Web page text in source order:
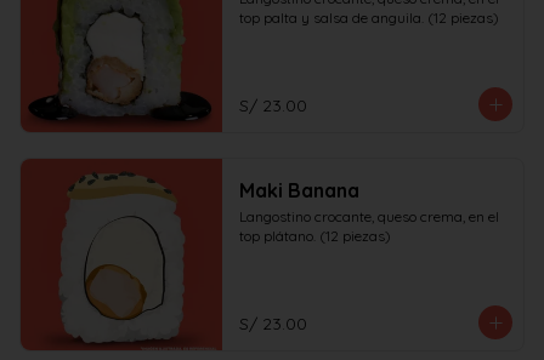
top palta y salsa de anguila. (12 piezas)
S/ 23.00
Maki Banana
Langostino crocante, queso crema, en el
top plátano. (12 piezas)
S/ 23.00